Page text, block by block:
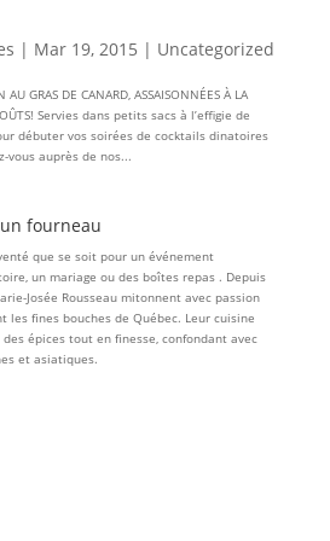
| Mar 19, 2015 | Uncategorized
GRAS DE CANARD, ASSAISONNÉES À LA
Servies dans petits sacs à l’effigie de
débuter vos soirées de cocktails dinatoires
vous auprès de nos...
fourneau
que se soit pour un événement
un mariage ou des boîtes repas . Depuis
Josée Rousseau mitonnent avec passion
les fines bouches de Québec. Leur cuisine
épices tout en finesse, confondant avec
et asiatiques.